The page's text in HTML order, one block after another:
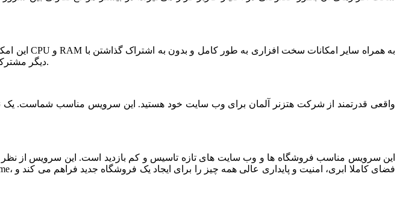
دیگر مشترکین استفاده شود. این سرویس مناسب فروشگاه های خاص، پربازدید با نیازمندی های بخصوص است.